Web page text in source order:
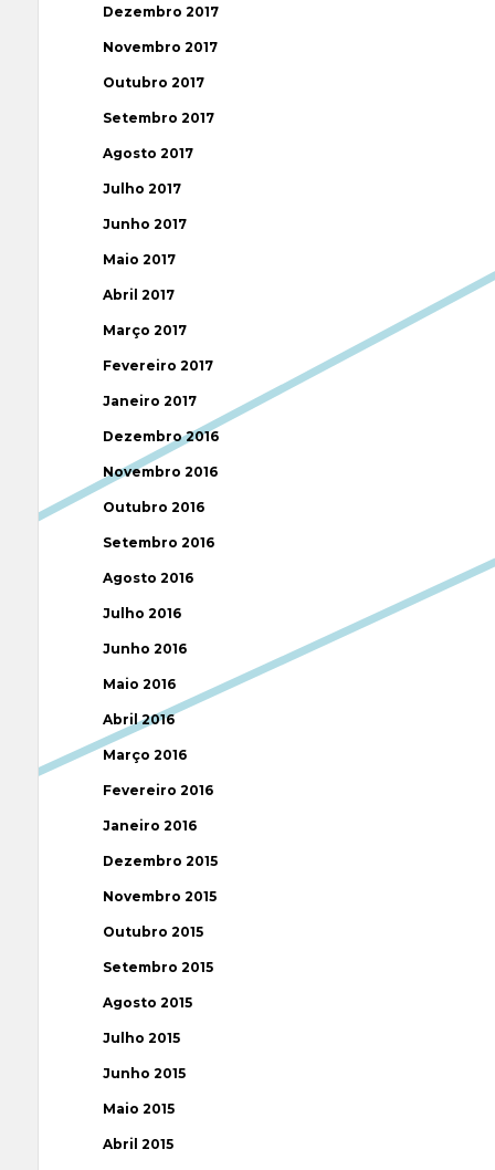
Dezembro 2017
Novembro 2017
Outubro 2017
Setembro 2017
Agosto 2017
Julho 2017
Junho 2017
Maio 2017
Abril 2017
Março 2017
Fevereiro 2017
Janeiro 2017
Dezembro 2016
Novembro 2016
Outubro 2016
Setembro 2016
Agosto 2016
Julho 2016
Junho 2016
Maio 2016
Abril 2016
Março 2016
Fevereiro 2016
Janeiro 2016
Dezembro 2015
Novembro 2015
Outubro 2015
Setembro 2015
Agosto 2015
Julho 2015
Junho 2015
Maio 2015
Abril 2015